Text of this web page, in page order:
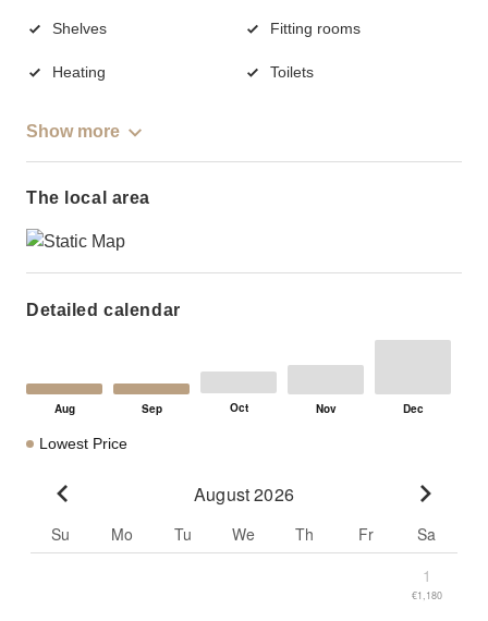
Shelves Fitting rooms
Heating Toilets
Show more
The local area
Detailed calendar
Lowest Price
August 2026
Su Mo Tu We Th Fr
Sa
1
€1,180